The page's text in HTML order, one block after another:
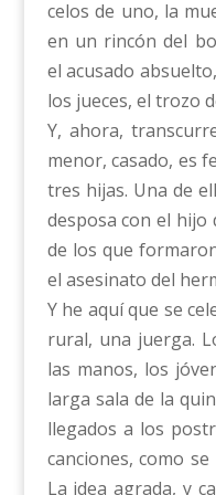
celos de uno, la
en un rincón del
el acusado
los jueces, el trozo
Y, ahora,
menor, casado, es
tres hijas. Una de
desposa con el
de los que
el asesinato del
Y he aquí que se
rural, una juerga.
las manos, los
larga sala de la
llegados a los
canciones, como
La idea agrada, y